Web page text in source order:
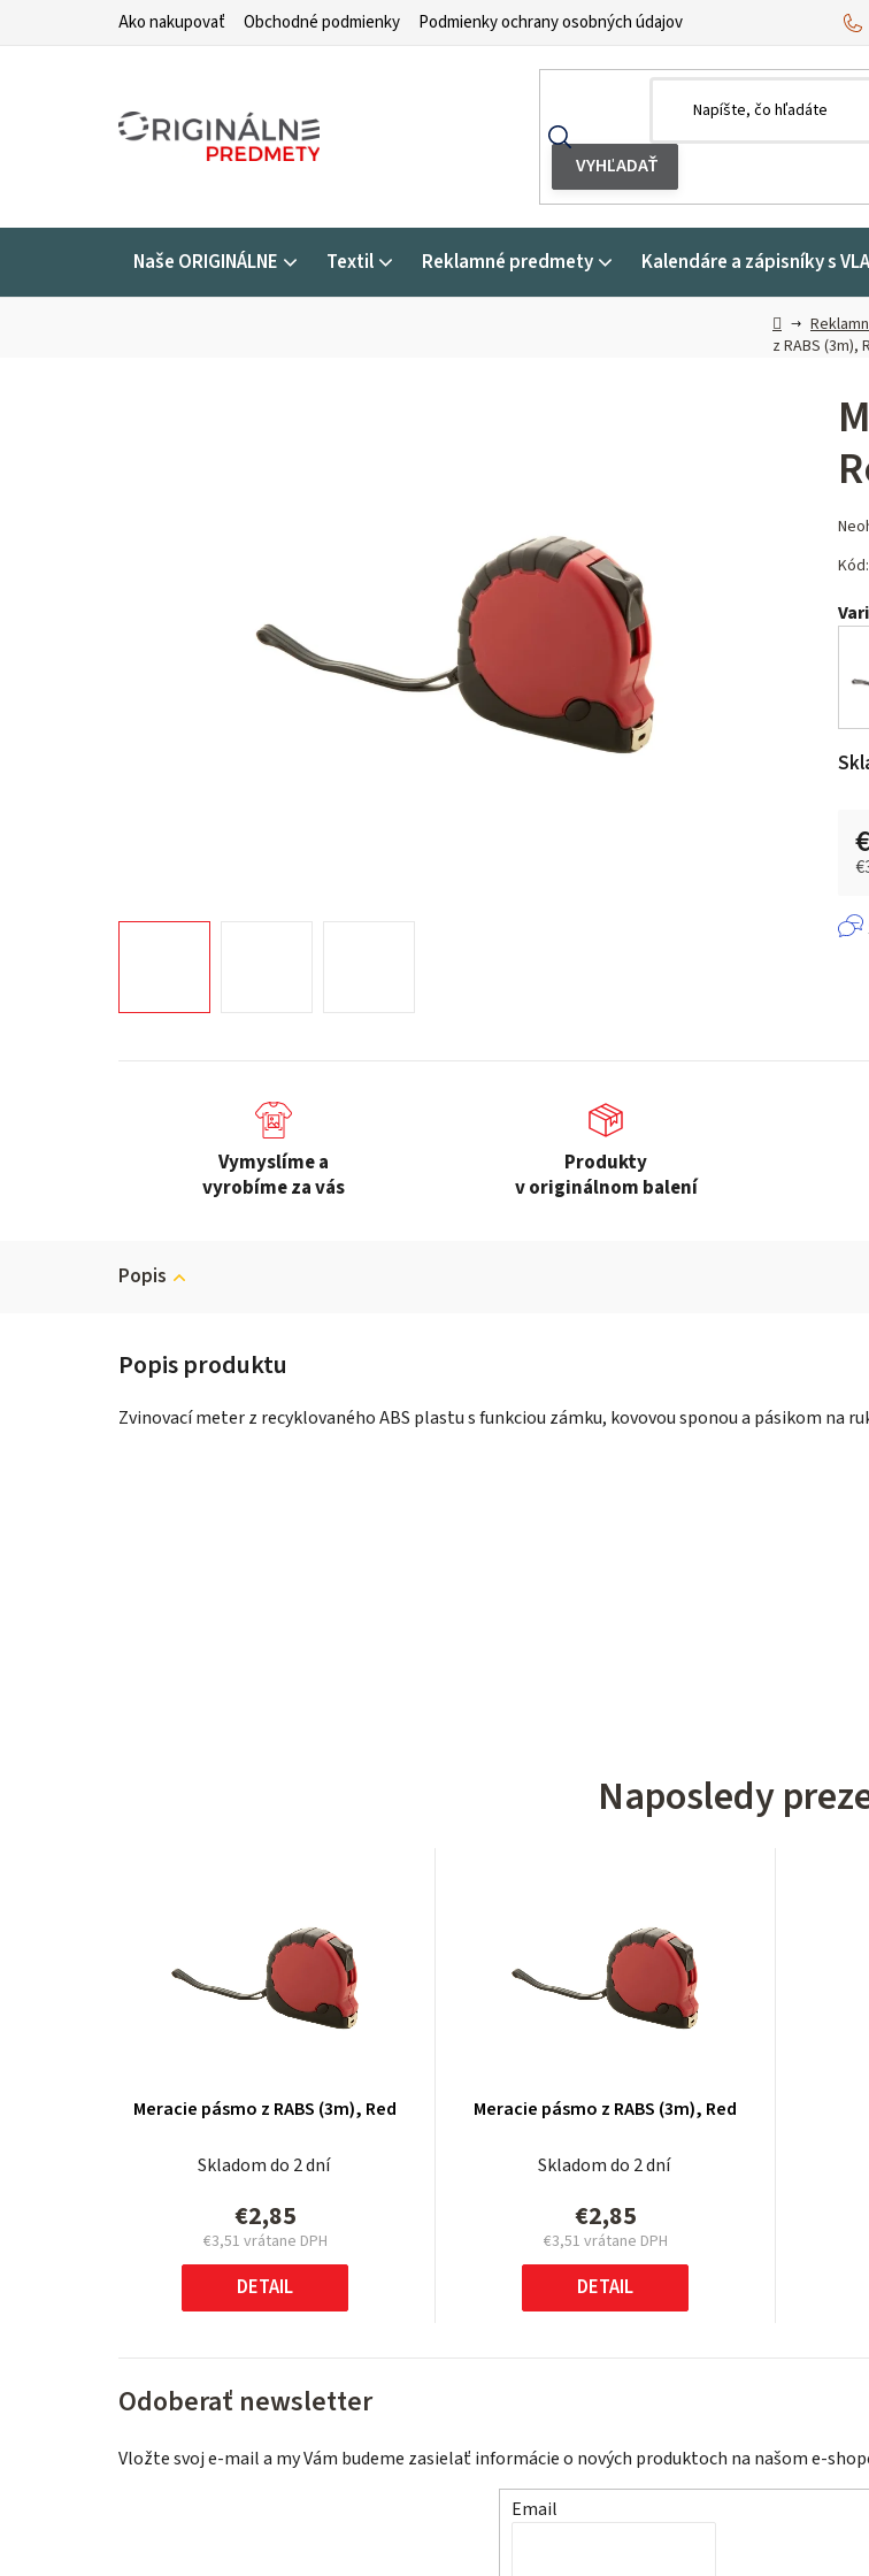
Ako nakupovať Obchodné podmienky Podmienky ochrany osobných údajov
Naše ORIGINÁLNE Textil Reklamné predmety Kalendáre a zápisníky s
Domov
z RABS (3m),
0,0
Kód:
Vymyslíme a
vyrobíme za vás
Produkty
v originálnom balení
Popis
Zvinovací meter z recyklovaného ABS plastu s funkciou zámku, kovovou sponou a pásikom na
Naposledy
Meracie pásmo z RABS (3m), Red
Skladom do 2 dní
€2,85
€3,51 vrátane DPH
Jednotková
cena:
DETAIL
Meracie pásmo z RABS (3m), Red
Skladom do 2 dní
€2,85
€3,51 vrátane DPH
Jednotková
cena:
DETAIL
Odoberať newsletter
Vložte svoj e-mail a my Vám budeme zasielať informácie o nových produktoch na našom e-
Email